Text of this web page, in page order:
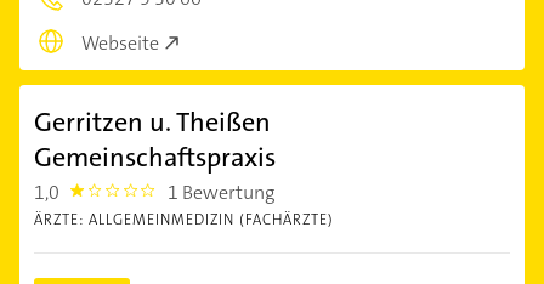
Webseite
Gerritzen u. Theißen
Gemeinschaftspraxis
1,0 1.0 1 Bewertung
ÄRZTE: ALLGEMEINMEDIZIN (FACHÄRZTE)